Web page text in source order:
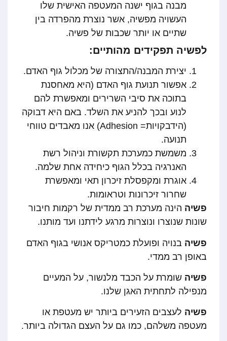
מבנה בגוף ישנה המעטפה האישית שלו
העשויה מפשיה, אשר נוצרת מהפרדה בין
שתיים או יותר שכבות של פשיה.
לפשיה תפקידים מהותיים:
יצירת המבנה/התצורה של מכלול גוף האדם.
אפשור תנועת גוף האדם (היא מאחסנת
בתוכה את סיבי השרירים ומאפשרת להם
לנוע ובכך להניע את השלד. באם היא דבוקה
(הידבקויות= Adhesion) אנו מאבדים טווחי
תנועה.
משמשת כמערכת תקשורת וניהול רשת
האנרגיה בכלל הגוף כיחידה אחת שלמה.
אוגרת ומקפסלת זיכרון תאי ומאפשרת
שחרור זיכרונות וטראומות.
פשיה הינה מערכת רב ממדית של רקמות חיבור
שונות שנוצרו ונוצרות מרגע לידתנו ועד מותנו.
פשיה בנויה ופועלת כמטריקס אנושי בגוף האדם
באופן רב ממדי.
פשיה שומרת על הכבד מלנשור, על המעיים
מנפילה לתחתית האגן שלנו.
פשיה לעצבים הזעירים ביותר יש מעטפת או
מעטפה משלהם, כמו גם על העצם הגדולה ביותר.